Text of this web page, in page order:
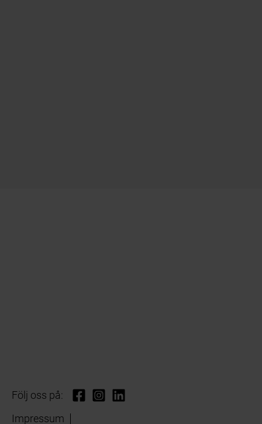
Följ oss på:
Impressum